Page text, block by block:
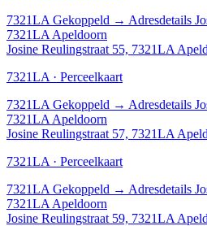
7321LA Gekoppeld → Adresdetails
7321LA Apeldoorn
Josine Reulingstraat 55, 7321LA
7321LA · Perceelkaart
7321LA Gekoppeld → Adresdetails
7321LA Apeldoorn
Josine Reulingstraat 57, 7321LA
7321LA · Perceelkaart
7321LA Gekoppeld → Adresdetails
7321LA Apeldoorn
Josine Reulingstraat 59, 7321LA